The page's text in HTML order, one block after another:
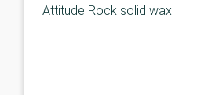
Attitude Rock solid wax